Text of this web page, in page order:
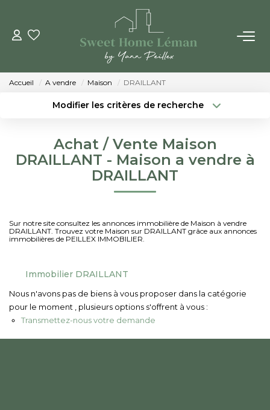
ACHETER
VENDRE
Qui Sommes-Nous
Nous Rejoindre
CONTACT
Accueil A vendre Maison DRAILLANT
Modifier les critères de recherche
Surface min
Plus de critères Créer une alerte
Achat / Vente Maison
DRAILLANT - Maison a vendre à
DRAILLANT
Sur notre site consultez les annonces immobilière de Maison à vendre
DRAILLANT. Trouvez votre Maison sur DRAILLANT grâce aux annonces
immobilières de PEILLEX IMMOBILIER.
Immobilier DRAILLANT
Nous n'avons pas de biens à vous proposer dans la catégorie
pour le moment , plusieurs options s'offrent à vous :
Transmettez-nous votre demande